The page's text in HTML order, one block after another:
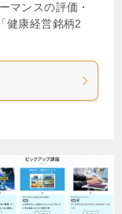
マンスの評価・
健康経営銘柄2